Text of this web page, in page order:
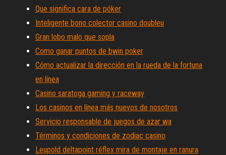
Que significa cara de póker
Inteligente bono colector casino doubleu
Gran lobo malo que sopla
Como ganar puntos de bwin poker
Cómo actualizar la dirección en la rueda de la fortuna
en línea
Casino saratoga gaming y raceway
Los casinos en línea más nuevos de nosotros
Servicio responsable de juegos de azar wa
Términos y condiciones de zodiac casino
Leupold deltapoint réflex mira de montaje en ranura